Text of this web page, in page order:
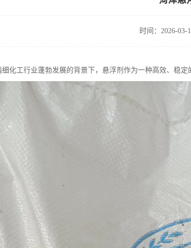
时间：2026-03-
细化工行业蓬勃发展的背景下，悬浮剂作为一种高效、稳